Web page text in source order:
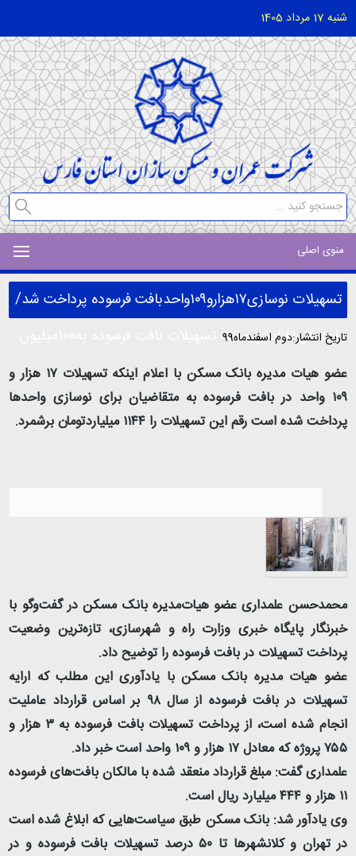
شنبه 17 مرداد 1405
منوی اصلی
تسهیلات نوسازی۱۷هزارو۱۰۹واحدبافت فرسوده پرداخت شد/
احتمال افزایش سقف تسهیلات بافت فرسوده به100میلیون
تاریخ انتشار:دوم اسفندماه99
عضو هیات مدیره بانک مسکن با اعلام اینکه تسهیلات ۱۷ هزار و
۱۰۹ واحد در بافت فرسوده به متقاضیان برای نوسازی واحدها
پرداخت شده است رقم این تسهیلات را ۱۱۴۴ میلیاردتومان برشمرد.
محمدحسن علمداری عضو هیات‌مدیره بانک مسکن در گفت‌وگو با
خبرنگار پایگاه خبری وزارت راه و شهرسازی، تازه‌ترین وضعیت
پرداخت تسهیلات در بافت فرسوده را توضیح داد.
عضو هیات مدیره بانک مسکن با یادآوری این مطلب که ارایه
تسهیلات در بافت فرسوده از سال ۹۸ بر اساس قرارداد عاملیت
انجام شده است، از پرداخت تسهیلات بافت فرسوده به ۳ هزار و
۷۵۵ پروژه که معادل ۱۷ هزار و ۱۰۹ واحد است خبر داد.
علمداری گفت: مبلغ قرارداد منعقد شده با مالکان بافت‌های فرسوده
۱۱ هزار و ۴۴۴ میلیارد ریال است.
وی یادآور شد: بانک مسکن طبق سیاست‌هایی که ابلاغ شده است
در تهران و کلانشهرها تا ۵۰ درصد تسهیلات بافت فرسوده و در